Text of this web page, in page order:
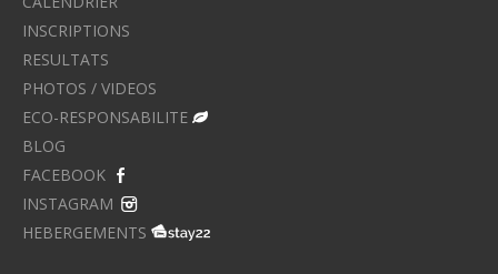
INSCRIPTIONS
RESULTATS
PHOTOS / VIDEOS
ECO-RESPONSABILITE
BLOG
FACEBOOK
INSTAGRAM
HEBERGEMENTS